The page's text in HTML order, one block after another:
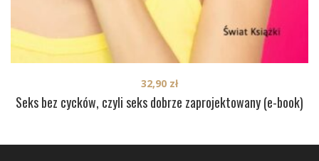
Seks bez cycków, czyli seks dobrze zaprojektowany (e-book)
32,90 zł